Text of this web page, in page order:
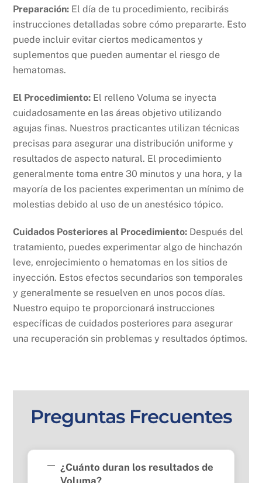
Preparación: El día de tu procedimiento, recibirás
instrucciones detalladas sobre cómo prepararte. Esto
puede incluir evitar ciertos medicamentos y
suplementos que pueden aumentar el riesgo de
hematomas.
El Procedimiento: El relleno Voluma se inyecta
cuidadosamente en las áreas objetivo utilizando
agujas finas. Nuestros practicantes utilizan técnicas
precisas para asegurar una distribución uniforme y
resultados de aspecto natural. El procedimiento
generalmente toma entre 30 minutos y una hora, y la
mayoría de los pacientes experimentan un mínimo de
molestias debido al uso de un anestésico tópico.
Cuidados Posteriores al Procedimiento: Después del
tratamiento, puedes experimentar algo de hinchazón
leve, enrojecimiento o hematomas en los sitios de
inyección. Estos efectos secundarios son temporales
y generalmente se resuelven en unos pocos días.
Nuestro equipo te proporcionará instrucciones
específicas de cuidados posteriores para asegurar
una recuperación sin problemas y resultados óptimos.
Preguntas Frecuentes
¿Cuánto duran los resultados de